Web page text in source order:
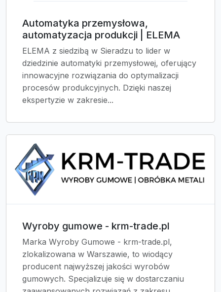
Automatyka przemysłowa,
automatyzacja produkcji | ELEMA
ELEMA z siedzibą w Sieradzu to lider w
dziedzinie automatyki przemysłowej, oferujący
innowacyjne rozwiązania do optymalizacji
procesów produkcyjnych. Dzięki naszej
ekspertyzie w zakresie...
Wyroby gumowe - krm-trade.pl
Marka Wyroby Gumowe - krm-trade.pl,
zlokalizowana w Warszawie, to wiodący
producent najwyższej jakości wyrobów
gumowych. Specjalizuje się w dostarczaniu